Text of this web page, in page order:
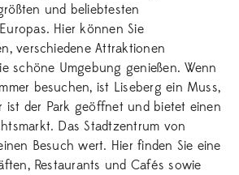
und beliebtesten
Hier können Sie
verschiedene Attraktionen
schöne Umgebung genießen. Wenn
besuchen, ist Liseberg ein Muss,
ist der Park geöffnet und bietet einen
Das Stadtzentrum von
Besuch wert. Hier finden Sie eine
Restaurants und Cafés sowie